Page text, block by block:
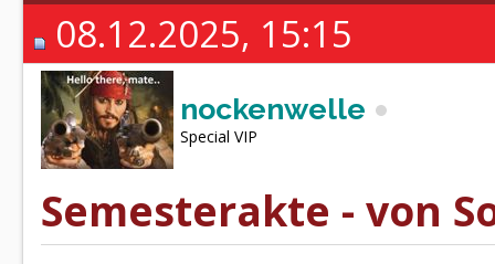
08.12.2025, 15:15
nockenwelle
Special VIP
Semesterakte - von